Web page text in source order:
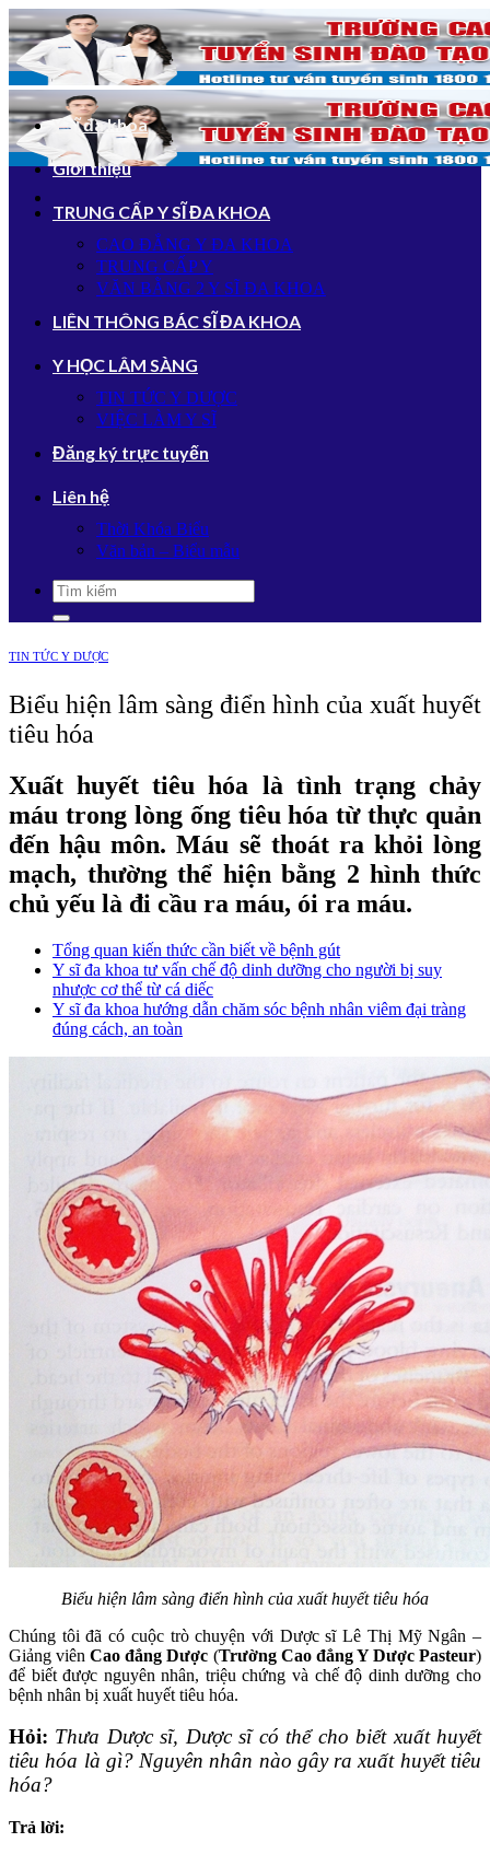
Bỏ
qua
nội
dung
Y sĩ đa khoa
Giới thiệu
TRUNG CẤP Y SĨ ĐA KHOA
CAO ĐẲNG Y ĐA KHOA
TRUNG CẤP Y
VĂN BẰNG 2 Y SĨ ĐA KHOA
LIÊN THÔNG BÁC SĨ ĐA KHOA
Y HỌC LÂM SÀNG
TIN TỨC Y DƯỢC
VIỆC LÀM Y SĨ
Đăng ký trực tuyến
Liên hệ
Thời Khóa Biểu
Văn bản – Biểu mẫu
TIN TỨC Y DƯỢC
Biểu hiện lâm sàng điển hình của xuất huyết
tiêu hóa
Xuất huyết tiêu hóa là tình trạng chảy
máu trong lòng ống tiêu hóa từ thực quản
đến hậu môn. Máu sẽ thoát ra khỏi lòng
mạch, thường thể hiện bằng 2 hình thức
chủ yếu là đi cầu ra máu, ói ra máu.
Tổng quan kiến thức cần biết về bệnh gút
Y sĩ đa khoa tư vấn chế độ dinh dưỡng cho người bị suy
nhược cơ thể từ cá diếc
Y sĩ đa khoa hướng dẫn chăm sóc bệnh nhân viêm đại tràng
đúng cách, an toàn
Biểu hiện lâm sàng điển hình của xuất huyết tiêu hóa
Chúng tôi đã có cuộc trò chuyện với Dược sĩ Lê Thị Mỹ Ngân –
Giảng viênCao đẳng Dược (Trường Cao đẳng Y Dược Pasteur)
để biết được nguyên nhân, triệu chứng và chế độ dinh dưỡng cho
bệnh nhân bị xuất huyết tiêu hóa.
Hỏi: Thưa Dược sĩ, Dược sĩ có thể cho biết xuất huyết
tiêu hóa là gì?Nguyên nhân nào gây ra xuất huyết tiêu
hóa?
Trả lời: